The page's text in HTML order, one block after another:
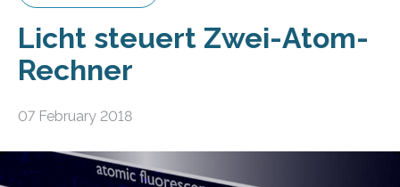
Licht steuert Zwei-Atom-
Rechner
07 February 2018